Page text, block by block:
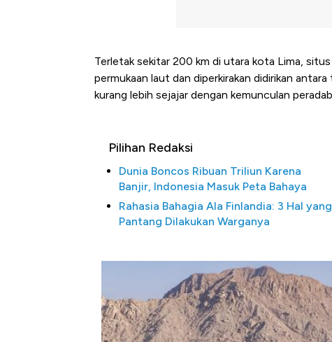
Terletak sekitar 200 km di utara kota Lima,
permukaan laut dan diperkirakan didirikan
kurang lebih sejajar dengan kemunculan
Pilihan Redaksi
Dunia Boncos Ribuan Triliun Karena
Banjir, Indonesia Masuk Peta Bahaya
Rahasia Bahagia Ala Finlandia: 3 Hal yang
Pantang Dilakukan Warganya
Bangkit dari Kubur! Bisnis
Alas Kaki Tumbuh Double Digit